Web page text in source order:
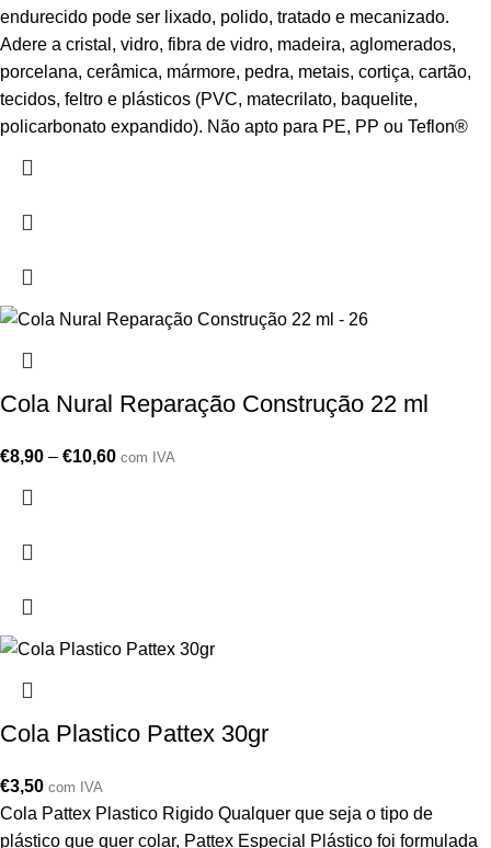
endurecido pode ser lixado, polido, tratado e mecanizado.
Adere a cristal, vidro, fibra de vidro, madeira, aglomerados,
porcelana, cerâmica, mármore, pedra, metais, cortiça, cartão,
tecidos, feltro e plásticos (PVC, matecrilato, baquelite,
policarbonato expandido). Não apto para PE, PP ou Teflon®
Cola Nural Reparação Construção 22 ml
€8,90 – €10,60 com IVA
Cola Plastico Pattex 30gr
€3,50 com IVA
Cola Pattex Plastico Rigido Qualquer que seja o tipo de
plástico que quer colar, Pattex Especial Plástico foi formulada